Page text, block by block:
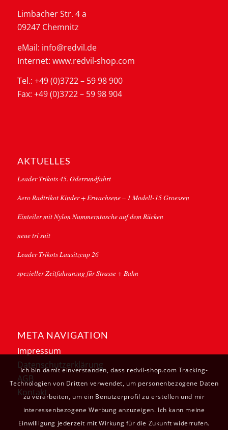
Limbacher Str. 4 a
09247 Chemnitz
eMail: info@redvil.de
Internet: www.redvil-shop.com
Tel.: +49 (0)3722 – 59 98 900
Fax: +49 (0)3722 – 59 98 904
AKTUELLES
Leader Trikots 45. Oderrundfahrt
Aero Radtrikot Kinder + Erwachsene – 1 Modell-15 Groessen
Einteiler mit Nylon Nummerntasche auf dem Rücken
neue tri suit
Leader Trikots Lausitzcup 26
spezieller Zeitfahranzug für Strasse + Bahn
META NAVIGATION
Impressum
Datenschutzerklärung
AGB
Kontakt
Ich bin damit einverstanden, dass redvil-shop.com Tracking-
Technologien von Dritten verwendet, um personenbezogene Daten
zu verarbeiten, um ein Benutzerprofil zu erstellen und mir
interessenbezogene Werbung anzuzeigen. Ich kann meine
Einwilligung jederzeit mit Wirkung für die Zukunft widerrufen.